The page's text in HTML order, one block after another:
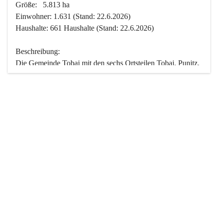
Größe:   5.813 ha
Einwohner: 1.631 (Stand: 22.6.2026)
Haushalte: 661 Haushalte (Stand: 22.6.2026)
Beschreibung:
Die Gemeinde Tobaj mit den sechs Ortsteilen Tobaj, Punitz,
Deutsch Tschantschendorf, Kroatisch Tschantschendorf,